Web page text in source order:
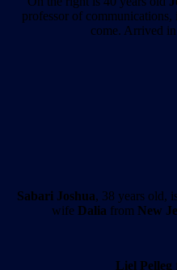
professor of
come. Arrived
Sabari Joshua, 38 years old,
wife Dalia from New
Liel Pelleg